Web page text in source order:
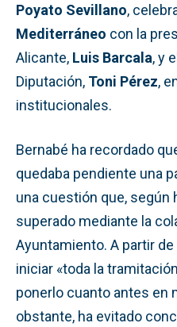
Poyato Sevillano,
Mediterráneo con la
Alicante, Luis Barcala, y
Diputación, Toni Pérez,
institucionales.
Bernabé ha recordado
quedaba pendiente una
una cuestión que, según
superado mediante la
Ayuntamiento. A partir
iniciar «toda la
ponerlo cuanto antes en
obstante, ha evitado